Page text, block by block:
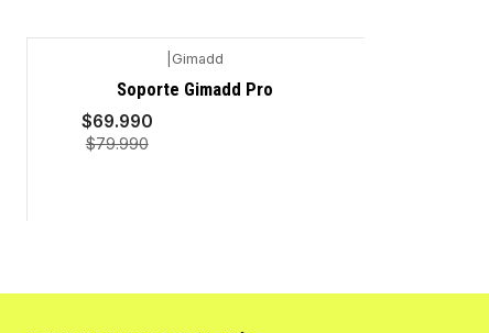
Agotado
Gimadd
Soporte Gimadd Pro
$69.990
$79.990